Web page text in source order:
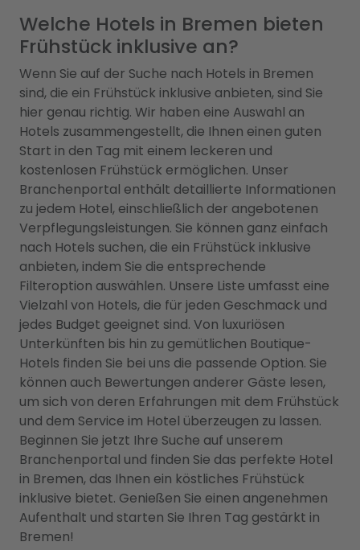
Welche Hotels in Bremen bieten
Frühstück inklusive an?
Wenn Sie auf der Suche nach Hotels in Bremen
sind, die ein Frühstück inklusive anbieten, sind Sie
hier genau richtig. Wir haben eine Auswahl an
Hotels zusammengestellt, die Ihnen einen guten
Start in den Tag mit einem leckeren und
kostenlosen Frühstück ermöglichen. Unser
Branchenportal enthält detaillierte Informationen
zu jedem Hotel, einschließlich der angebotenen
Verpflegungsleistungen. Sie können ganz einfach
nach Hotels suchen, die ein Frühstück inklusive
anbieten, indem Sie die entsprechende
Filteroption auswählen. Unsere Liste umfasst eine
Vielzahl von Hotels, die für jeden Geschmack und
jedes Budget geeignet sind. Von luxuriösen
Unterkünften bis hin zu gemütlichen Boutique-
Hotels finden Sie bei uns die passende Option. Sie
können auch Bewertungen anderer Gäste lesen,
um sich von deren Erfahrungen mit dem Frühstück
und dem Service im Hotel überzeugen zu lassen.
Beginnen Sie jetzt Ihre Suche auf unserem
Branchenportal und finden Sie das perfekte Hotel
in Bremen, das Ihnen ein köstliches Frühstück
inklusive bietet. Genießen Sie einen angenehmen
Aufenthalt und starten Sie Ihren Tag gestärkt in
Bremen!